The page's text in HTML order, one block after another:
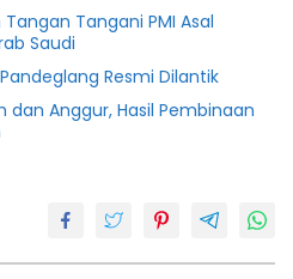
Tangani PMI Asal
Saudi
Resmi Dilantik
dan Anggur, Hasil Pembinaan